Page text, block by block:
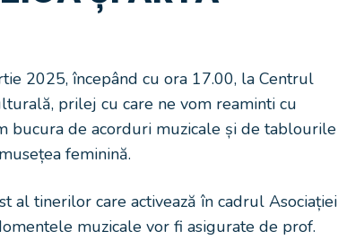
2025, începând cu ora 17.00, la Centrul
prilej cu care ne vom reaminti cu
bucura de acorduri muzicale și de tablourile
feminină.
al tinerilor care activează în cadrul Asociației
muzicale vor fi asigurate de prof.